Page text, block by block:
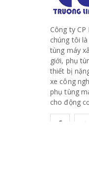
Công ty
chúng tôi
tùng máy
giới, phụ
thiết bị
xe công
phụ tùng
cho động